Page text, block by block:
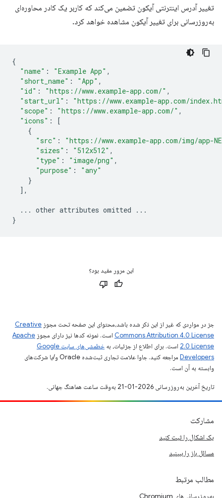
تغییر آدرس اینترنتی آیکون تضمین می‌کند که کاربر یک کادر محاوره‌ای
به‌روزرسانی برای تغییر آیکون مشاهده خواهد کرد.
{
"name" : "Example App" ,
"short_name" : "App" ,
"id" : "https://www.example-app.com/" ,
"start_url" :
"https://www.example-app.com/
"scope" : "https://www.example-app.com/" ,
"icons" :
[
{
"src" :
"https://www.example-app.com/img/app-
"sizes" : "512x512" ,
"type" : "image/png" ,
"purpose" :
"any"
}
],
... other attributes omitted
...
}
این مرور مفید بود؟
جز در مواردی که غیر از این ذکر شده باشد،‌محتوای این صفحه تحت مجوز Creative
Commons Attribution 4.0 License است. نمونه کدها نیز دارای مجوز Apache
2.0 License است. برای اطلاع از جزئیات، به
خطمشی‌های سایت Google
Developers‏
مراجعه کنید. جاوا علامت تجاری ثبت‌شده Oracle و/یا شرکت‌های
وابسته به آن است.
تاریخ آخرین به‌روزرسانی 2026-01-21 به‌وقت ساعت هماهنگ جهانی.
مشارکت
یک اشکال را ثبت کنید
مسائل باز را ببینید
مطالب مرتبط
به‌روزرسانی‌های Chromium